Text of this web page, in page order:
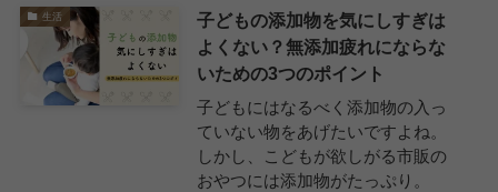
生活
子どもの添加物を気にしすぎは
よくない？無添加疲れにならな
いための3つのポイント
子どもにはなるべく添加物の入っ
ていない物をあげたいですよね。
しかし、こどもが欲しがる市販の
おやつには添加物がたっぷり。